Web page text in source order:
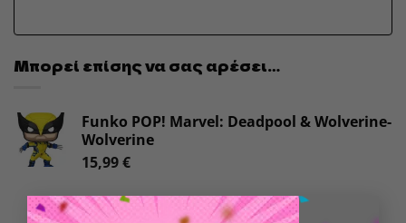
Μπορεί επίσης να σας αρέσει…
Funko POP! Marvel: Deadpool & Wolverine-
Wolverine
15,99€